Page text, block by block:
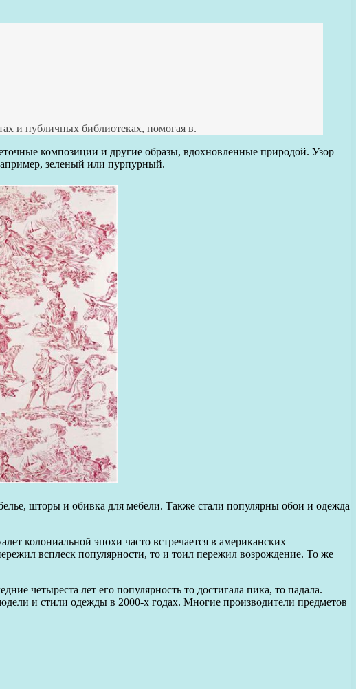
и публичных библиотеках, помогая в.
композиции и другие образы, вдохновленные природой. Узор
зеленый или пурпурный.
шторы и обивка для мебели. Также стали популярны обои и одежда
колониальной эпохи часто встречается в американских
всплеск популярности, то и тоил пережил возрождение. То же
четыреста лет его популярность то достигала пика, то падала.
и стили одежды в 2000-х годах. Многие производители предметов